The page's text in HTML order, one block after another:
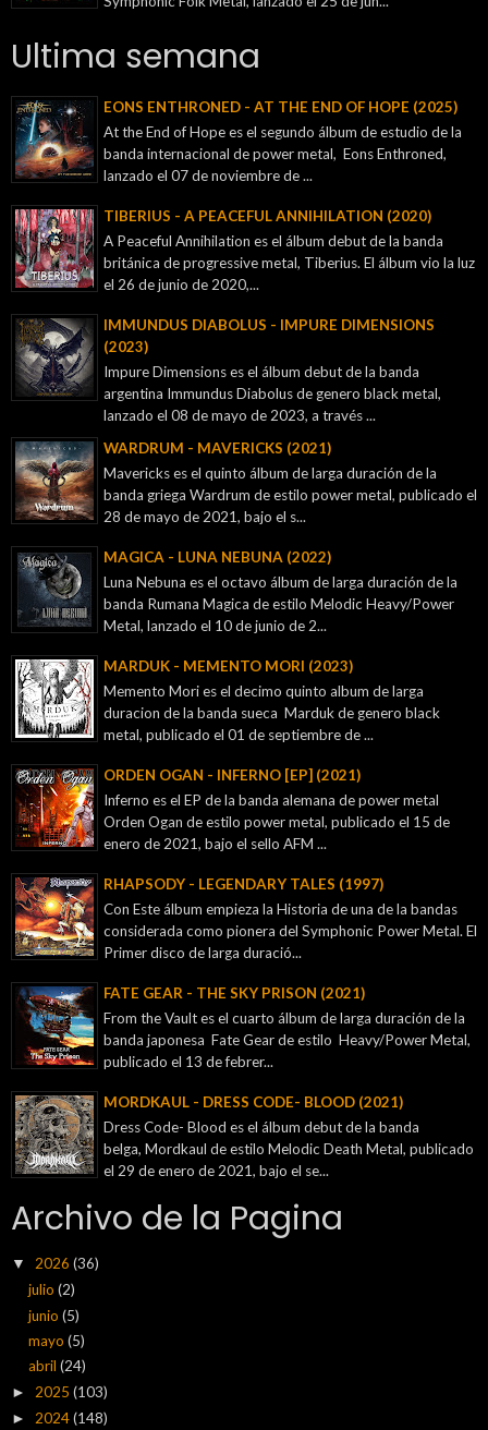
Ultima semana
EONS ENTHRONED - AT THE END OF HOPE (2025)
At the End of Hope es el segundo álbum de estudio de la
banda internacional de power metal, Eons Enthroned,
lanzado el 07 de noviembre de ...
TIBERIUS - A PEACEFUL ANNIHILATION (2020)
A Peaceful Annihilation es el álbum debut de la banda
británica de progressive metal, Tiberius. El álbum vio la luz
el 26 de junio de 2020,...
IMMUNDUS DIABOLUS - IMPURE DIMENSIONS
(2023)
Impure Dimensions es el álbum debut de la banda
argentina Immundus Diabolus de genero black metal,
lanzado el 08 de mayo de 2023, a través ...
WARDRUM - MAVERICKS (2021)
Mavericks es el quinto álbum de larga duración de la
banda griega Wardrum de estilo power metal, publicado el
28 de mayo de 2021, bajo el s...
MAGICA - LUNA NEBUNA (2022)
Luna Nebuna es el octavo álbum de larga duración de la
banda Rumana Magica de estilo Melodic Heavy/Power
Metal, lanzado el 10 de junio de 2...
MARDUK - MEMENTO MORI (2023)
Memento Mori es el decimo quinto album de larga
duracion de la banda sueca Marduk de genero black
metal, publicado el 01 de septiembre de ...
ORDEN OGAN - INFERNO [EP] (2021)
Inferno es el EP de la banda alemana de power metal
Orden Ogan de estilo power metal, publicado el 15 de
enero de 2021, bajo el sello AFM ...
RHAPSODY - LEGENDARY TALES (1997)
Con Este álbum empieza la Historia de una de la bandas
considerada como pionera del Symphonic Power Metal. El
Primer disco de larga duració...
FATE GEAR - THE SKY PRISON (2021)
From the Vault es el cuarto álbum de larga duración de la
banda japonesa Fate Gear de estilo Heavy/Power Metal,
publicado el 13 de febrer...
MORDKAUL - DRESS CODE- BLOOD (2021)
Dress Code- Blood es el álbum debut de la banda
belga, Mordkaul de estilo Melodic Death Metal, publicado
el 29 de enero de 2021, bajo el se...
Archivo de la Pagina
▼ 2026 (36)
julio(2)
junio(5)
mayo(5)
abril(24)
► 2025 (103)
► 2024(148)